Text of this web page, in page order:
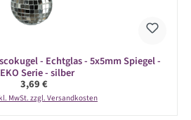
- Echtglas - 5x5mm Spiegel -
Serie - silber
Regulärer Preis:
3,69 €
MwSt. zzgl. Versandkosten